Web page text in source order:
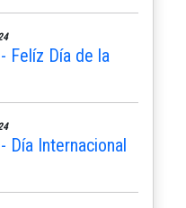
Felíz Día de la
Día Internacional